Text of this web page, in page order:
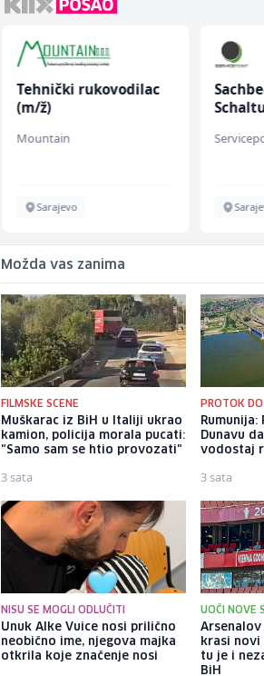
Tehnički rukovodilac
(m/ž)
Mountain
Sarajevo
Možda vas zanima
FILMSKE SCENE
Muškarac iz BiH u Italiji ukrao
kamion, policija morala pucati:
"Samo sam se htio provozati"
3 sata
PROTOK
Dunavu
vodostaj
3 sata
NISU SE MOGLI ODLUČITI
Unuk Alke Vuice nosi prilično
neobično ime, njegova majka
otkrila koje značenje nosi
UOČI NOVE
krasi novi
tu je i
BiH